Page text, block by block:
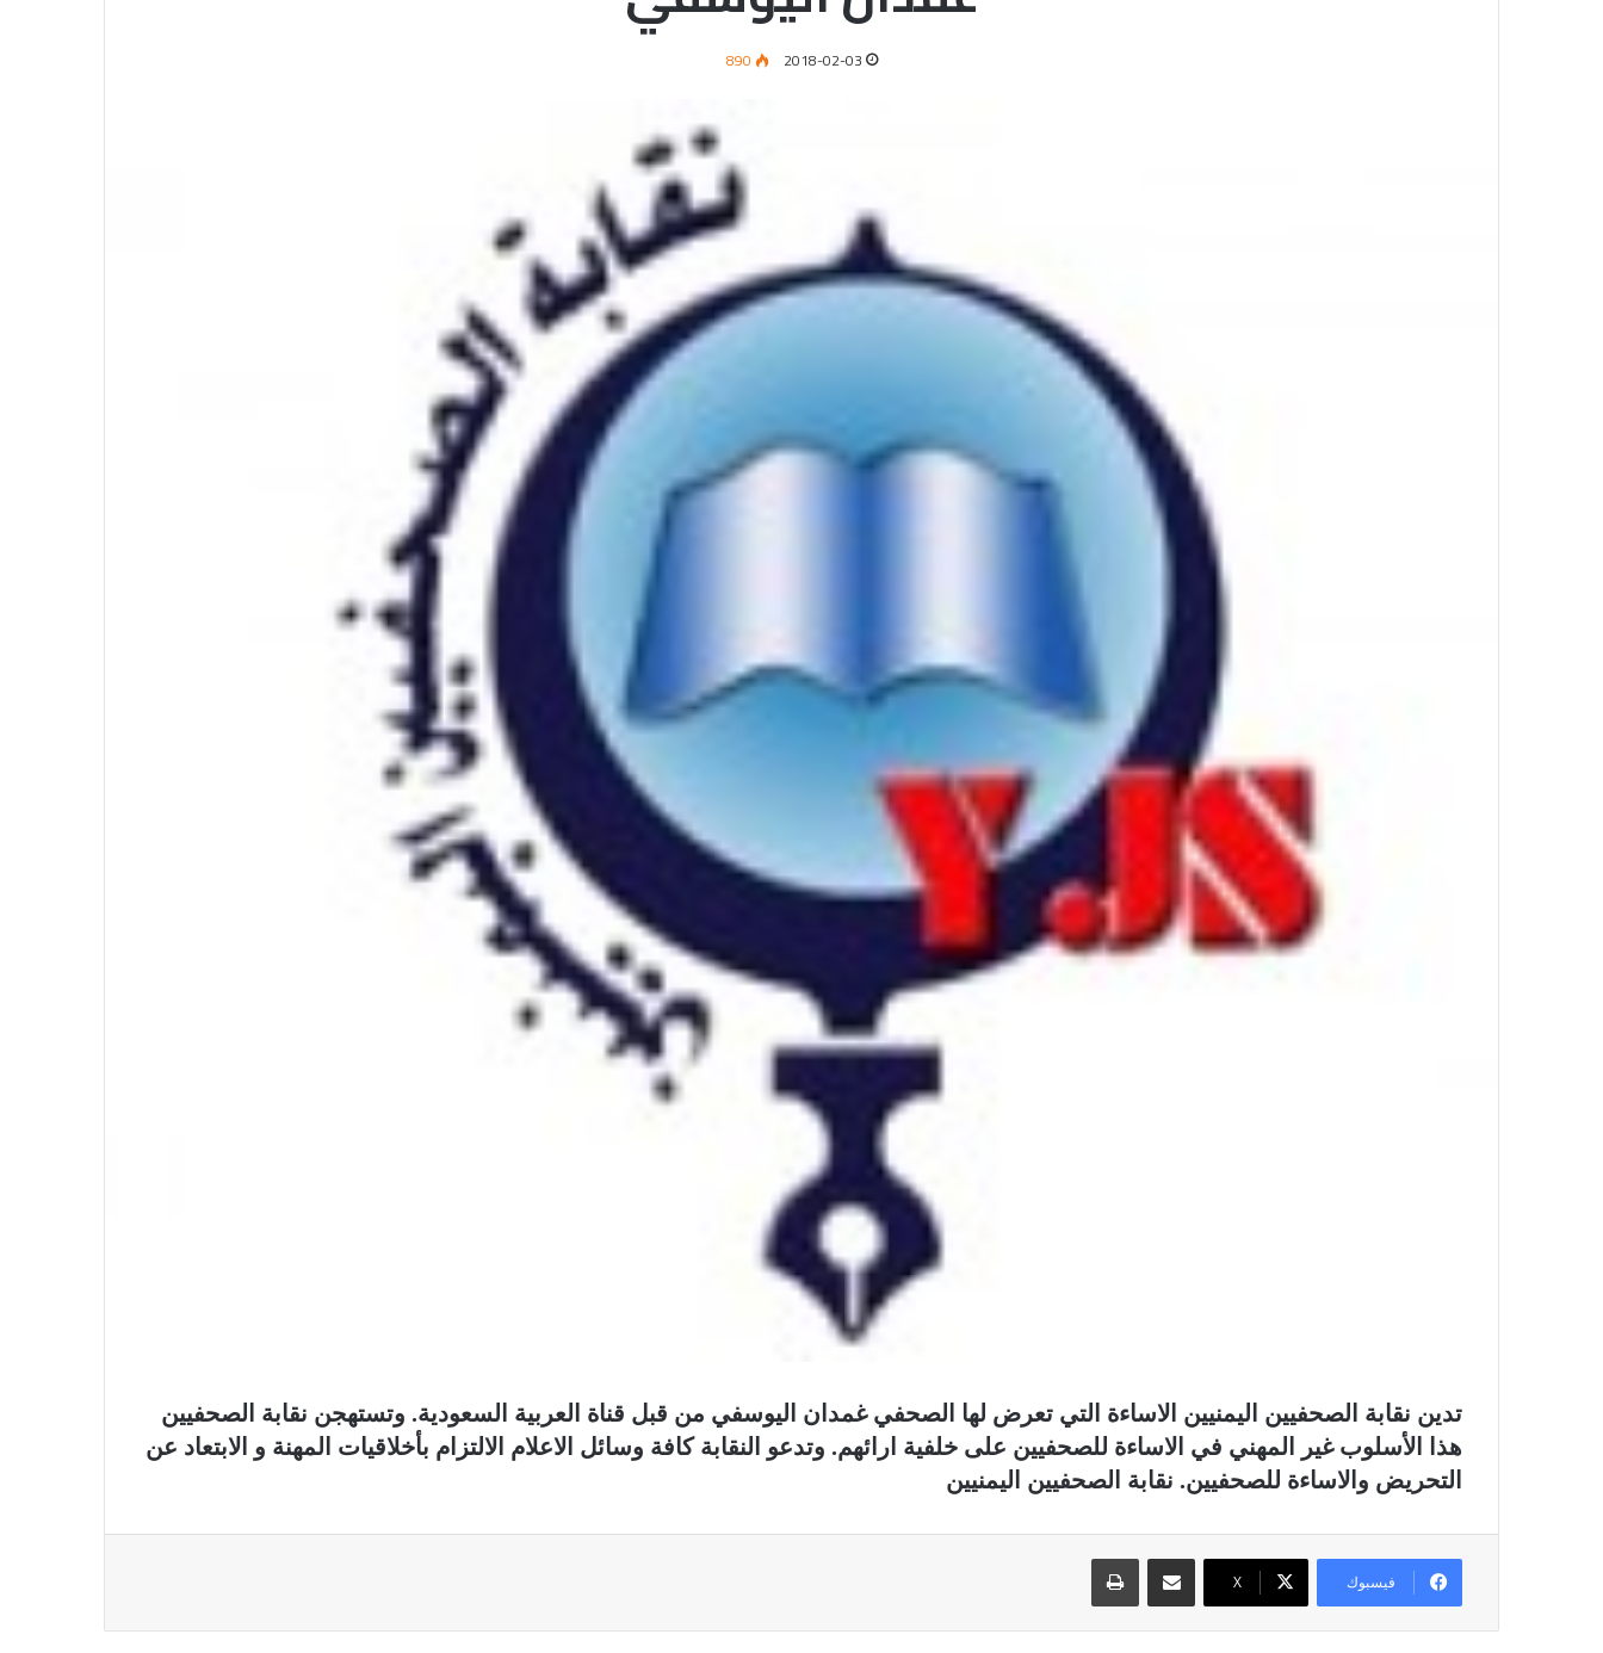
2018-02-03
890
تدين نقابة الصحفيين اليمنيين الاساءة التي تعرض لها الصحفي غمدان اليوسفي من قبل قناة العربية السعودية. وتستهجن نقابة الصحفيين
هذا الأسلوب غير المهني في الاساءة للصحفيين على خلفية ارائهم. وتدعو النقابة كافة وسائل الاعلام الالتزام بأخلاقيات المهنة و الابتعاد عن
التحريض والاساءة للصحفيين. نقابة الصحفيين اليمنيين
فيسبوك X
مشاركة عبر البريد طباعة
يطالب السلطات السودانية بالإفراج
احمد فضل الله
وحقوق الشعب الفلسطيني